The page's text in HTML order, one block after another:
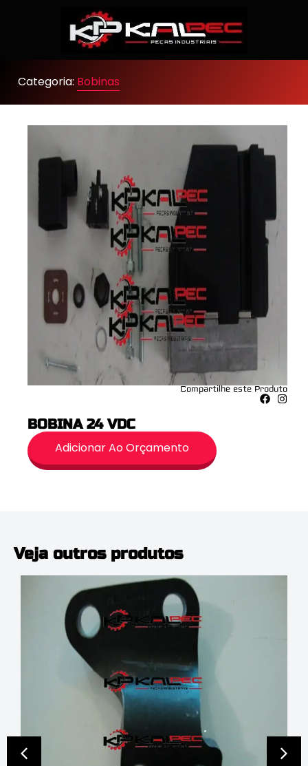
Categoria: Bobinas
Compartilhe este Produto
BOBINA 24 VDC
Adicionar Ao Orçamento
Veja outros produtos